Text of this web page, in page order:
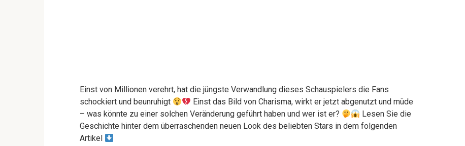
Einst von Millionen verehrt, hat die jüngste Verwandlung dieses Schauspielers die Fans
schockiert und beunruhigt
Einst das Bild von Charisma, wirkt er jetzt abgenutzt und müde
– was könnte zu einer solchen Veränderung geführt haben und wer ist er?
Lesen Sie die
Geschichte hinter dem überraschenden neuen Look des beliebten Stars in dem folgenden
Artikel